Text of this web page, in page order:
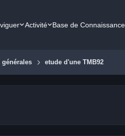
Activité Base de
générales etude d'une TMB92